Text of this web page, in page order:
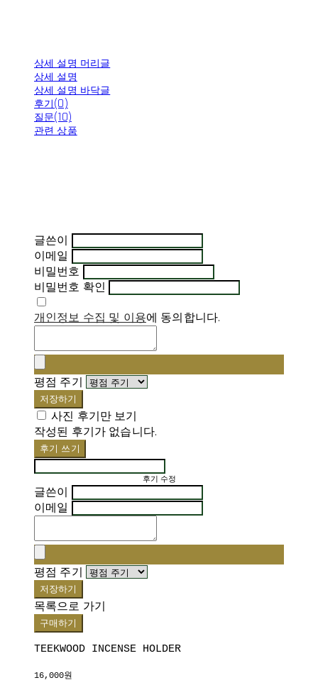
상세 설명 머리글
상세 설명
상세 설명 바닥글
후기(0)
질문(10)
관련 상품
글쓴이
이메일
비밀번호
비밀번호 확인
개인정보 수집 및 이용에 동의합니다.
평점 주기
저장하기
사진 후기만 보기
작성된 후기가 없습니다.
후기 쓰기
후기 수정
글쓴이
이메일
평점 주기
저장하기
목록으로 가기
구매하기
TEEKWOOD INCENSE HOLDER
16,000원